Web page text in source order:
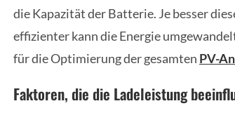
die Kapazität der Batterie. Je besser
effizienter kann die Energie
für die Optimierung der gesamten PV-
Faktoren, die die Ladeleistung